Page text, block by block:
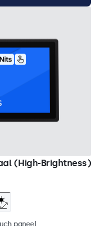
(High-Brightness)
paneel